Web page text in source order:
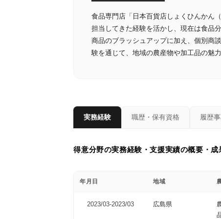
食品専門店「日本百貨店しょくひんかん
担当してきた経験を活かし、現在は食品
商品のブラッシュアップに加え、個別商
験を通じて、地域の農産物や加工品の魅
実務経験 職歴・保有資格 履歴
得意分野の実務経験・支援実績の概要・成
年月日 地域
2023/03-2023/03 広島県